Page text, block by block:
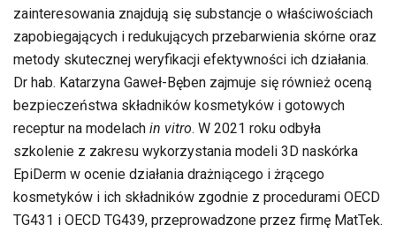
zainteresowania znajdują się substancje o właściwościach
zapobiegających i redukujących przebarwienia skórne oraz
metody skutecznej weryfikacji efektywności ich działania.
Dr hab. Katarzyna Gaweł-Bęben zajmuje się również oceną
bezpieczeństwa składników kosmetyków i gotowych
receptur na modelach in vitro. W 2021 roku odbyła
szkolenie z zakresu wykorzystania modeli 3D naskórka
EpiDerm w ocenie działania drażniącego i żrącego
kosmetyków i ich składników zgodnie z procedurami OECD
TG431 i OECD TG439, przeprowadzone przez firmę MatTek.